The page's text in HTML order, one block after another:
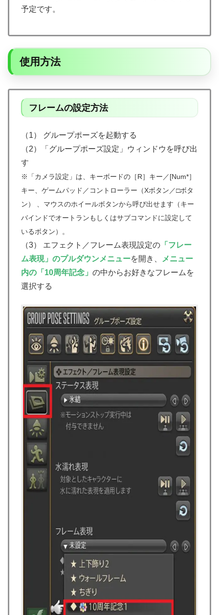
予定です。
使用方法
フレームの設定方法
（1） グループポーズを起動する
（2）「グループポーズ設定」ウィンドウを呼び出
す
※「カメラ設定」は、キーボードの［R］キー／[Num*］
キー、ゲームパッド／コントローラー（Xボタン／□ボタ
ン） 、マウスのホイールボタンから呼び出せます（キー
バインドでオートランもしくはサブコマンドに設定して
いるボタン）。
（3） エフェクト／フレーム表現設定の 「フレー
ム表現」のプルダウンメニューを開き、
メニュー
内の「10周年記念」 の中からお好きなフレームを
選択する